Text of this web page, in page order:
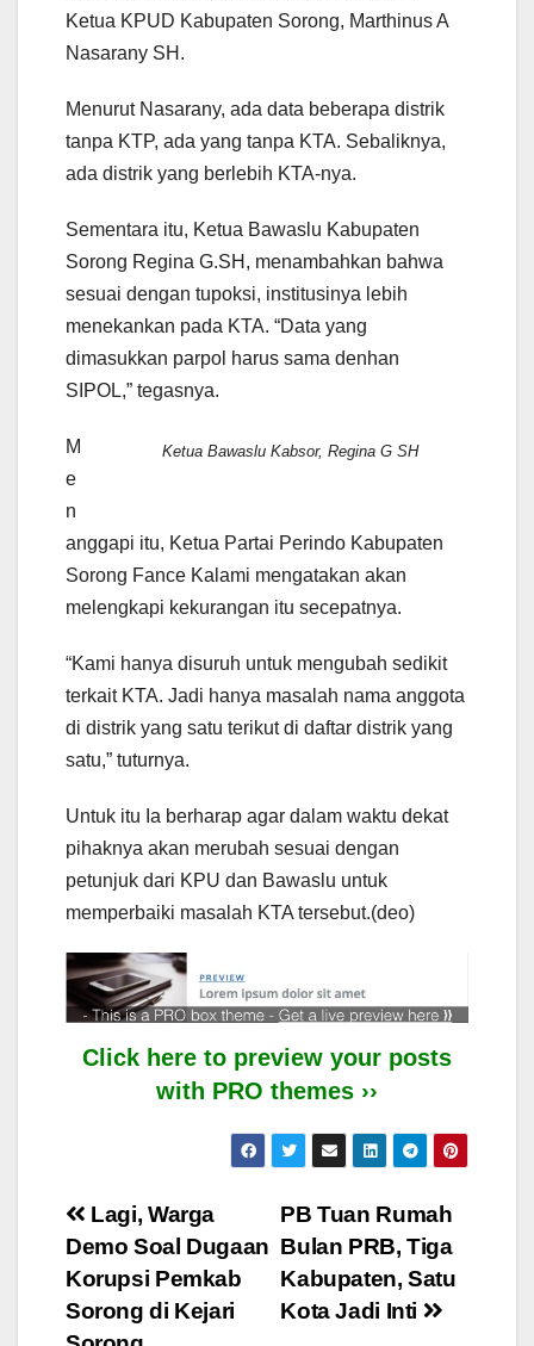
Ketua KPUD Kabupaten Sorong, Marthinus A
Nasarany SH.
Menurut Nasarany, ada data beberapa distrik
tanpa KTP, ada yang tanpa KTA. Sebaliknya,
ada distrik yang berlebih KTA-nya.
Sementara itu, Ketua Bawaslu Kabupaten
Sorong Regina G.SH, menambahkan bahwa
sesuai dengan tupoksi, institusinya lebih
menekankan pada KTA. “Data yang
dimasukkan parpol harus sama denhan
SIPOL,” tegasnya.
Ketua Bawaslu Kabsor, Regina G SH
M
e
n
anggapi itu, Ketua Partai Perindo Kabupaten
Sorong Fance Kalami mengatakan akan
melengkapi kekurangan itu secepatnya.
“Kami hanya disuruh untuk mengubah sedikit
terkait KTA. Jadi hanya masalah nama anggota
di distrik yang satu terikut di daftar distrik yang
satu,” tuturnya.
Untuk itu Ia berharap agar dalam waktu dekat
pihaknya akan merubah sesuai dengan
petunjuk dari KPU dan Bawaslu untuk
memperbaiki masalah KTA tersebut.(deo)
Click here to preview your posts
with PRO themes ››
Post
navigation
PB Tuan Rumah
Bulan PRB, Tiga
Kabupaten, Satu
Kota Jadi Inti
Lagi, Warga
Demo Soal Dugaan
Korupsi Pemkab
Sorong di Kejari